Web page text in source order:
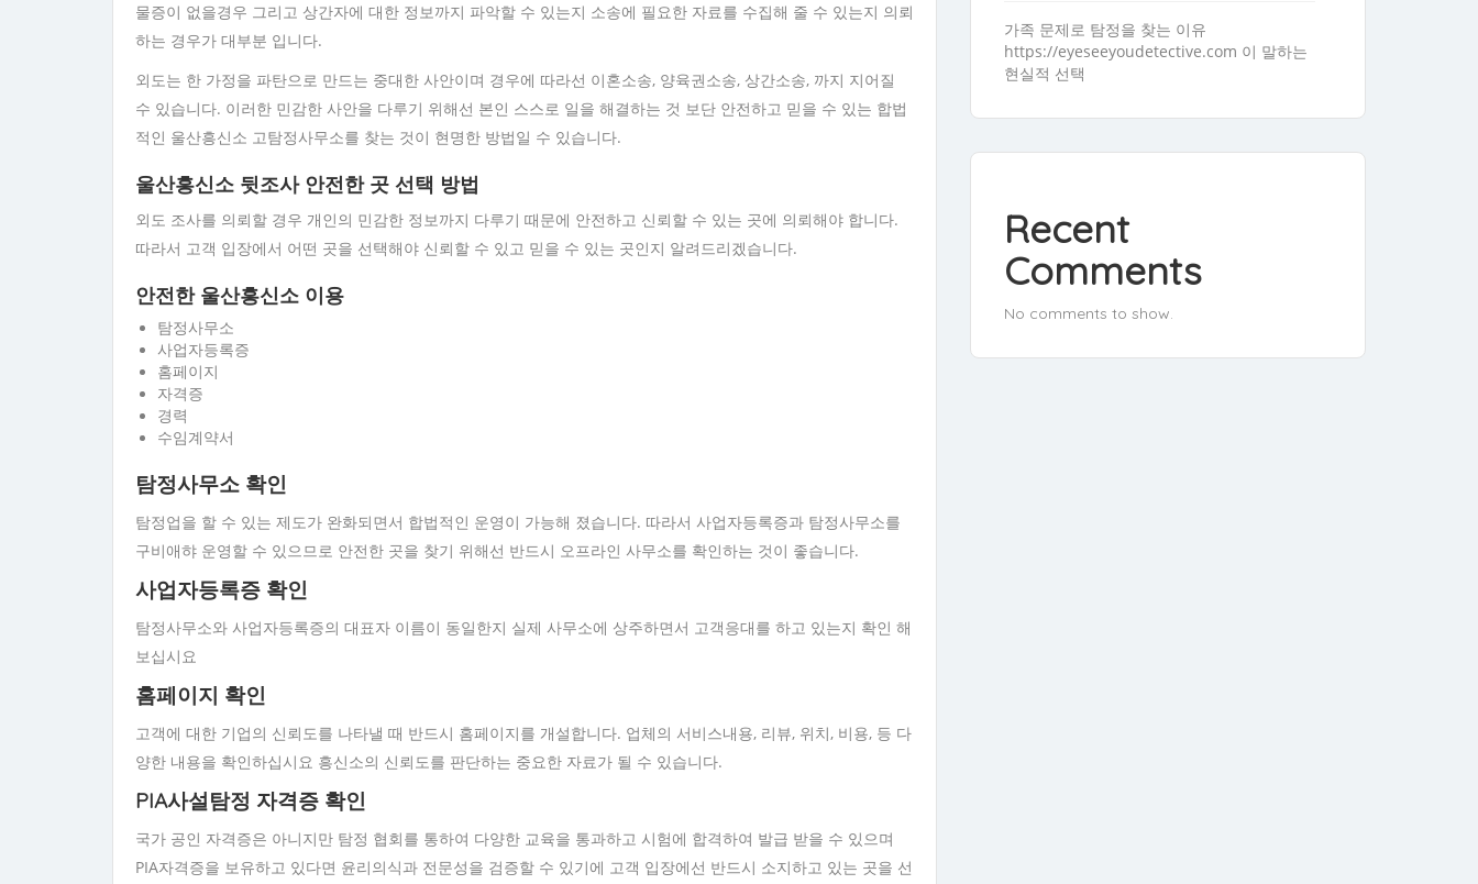
물증이 없을경우 그리고 상간자에 대한 정보까지 파악할 수 있는지 소송에 필요한 자료를 수집해 줄 수 있는지 의뢰
하는 경우가 대부분 입니다.
외도는 한 가정을 파탄으로 만드는 중대한 사안이며 경우에 따라선 이혼소송, 양육권소송, 상간소송, 까지 지어질
수 있습니다. 이러한 민감한 사안을 다루기 위해선 본인 스스로 일을 해결하는 것 보단 안전하고 믿을 수 있는 합법
적인 울산흥신소 고탐정사무소를 찾는 것이 현명한 방법일 수 있습니다.
울산흥신소 뒷조사 안전한 곳 선택 방법
외도 조사를 의뢰할 경우 개인의 민감한 정보까지 다루기 때문에 안전하고 신뢰할 수 있는 곳에 의뢰해야 합니다.
따라서 고객 입장에서 어떤 곳을 선택해야 신뢰할 수 있고 믿을 수 있는 곳인지 알려드리겠습니다.
안전한 울산흥신소 이용
탐정사무소
사업자등록증
홈페이지
자격증
경력
수임계약서
탐정사무소 확인
탐정업을 할 수 있는 제도가 완화되면서 합법적인 운영이 가능해 졌습니다. 따라서 사업자등록증과 탐정사무소를
구비애햐 운영할 수 있으므로 안전한 곳을 찾기 위해선 반드시 오프라인 사무소를 확인하는 것이 좋습니다.
사업자등록증 확인
탐정사무소와 사업자등록증의 대표자 이름이 동일한지 실제 사무소에 상주하면서 고객응대를 하고 있는지 확인 해
보십시요
홈페이지 확인
고객에 대한 기업의 신뢰도를 나타낼 때 반드시 홈페이지를 개설합니다. 업체의 서비스내용, 리뷰, 위치, 비용, 등 다
양한 내용을 확인하십시요 흥신소의 신뢰도를 판단하는 중요한 자료가 될 수 있습니다.
PIA사설탐정 자격증 확인
국가 공인 자격증은 아니지만 탐정 협회를 통하여 다양한 교육을 통과하고 시험에 합격하여 발급 받을 수 있으며
PIA자격증을 보유하고 있다면 윤리의식과 전문성을 검증할 수 있기에 고객 입장에선 반드시 소지하고 있는 곳을 선
가족 문제로 탐정을 찾는 이유
https://eyeseeyoudetective.com 이 말하는
현실적 선택
Recent
Comments
No comments to show.